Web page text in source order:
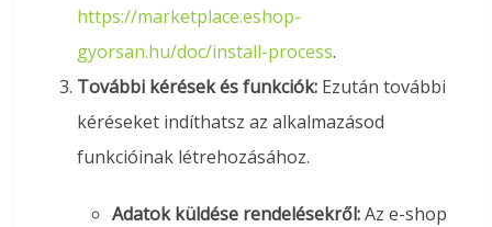
https://marketplace.eshop-
gyorsan.hu/doc/install-process.
További kérések és funkciók: Ezután további
kéréseket indíthatsz az alkalmazásod
funkcióinak létrehozásához.
Adatok küldése rendelésekről:Az e-shop